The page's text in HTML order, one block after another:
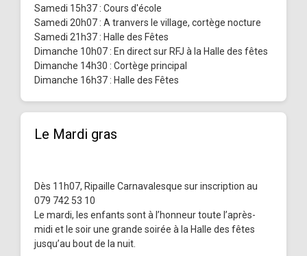
Samedi 15h37 : Cours d'école
Samedi 20h07 : A tranvers le village, cortège nocture
Samedi 21h37 : Halle des Fêtes
Dimanche 10h07 : En direct sur RFJ à la Halle des fêtes
Dimanche 14h30 : Cortège principal
Dimanche 16h37 : Halle des Fêtes
Le Mardi gras
Dès 11h07, Ripaille Carnavalesque sur inscription au
079 742 53 10
Le mardi, les enfants sont à l’honneur toute l’après-
midi et le soir une grande soirée à la Halle des fêtes
jusqu’au bout de la nuit.